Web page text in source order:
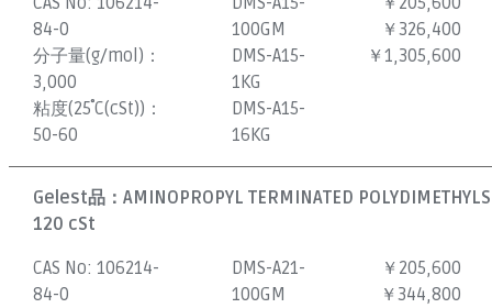
84-0
分子量(g/mol)：
3,000
粘度(25˚C(cSt))：
50-60
100GM
DMS-A15-
1KG
DMS-A15-
16KG
￥326,400
￥1,305,600
Gelest品：AMINOPROPYL TERMINATED
120 cSt
CAS No:106214-
84-0
DMS-A21-
100GM
￥205,600
￥344,800